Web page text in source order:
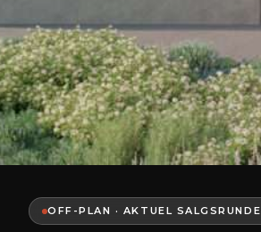
OFF-PLAN · AKTUEL SALGSRUNDE